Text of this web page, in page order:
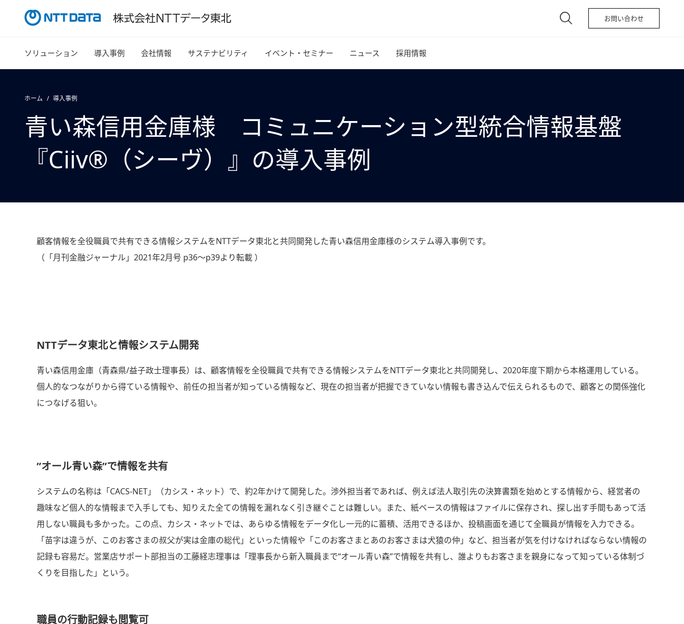
お問い合わせ
ソリューション 導入事例 会社情報 サステナビリティ イベント・セミナー ニュース 採用情報
ホーム 導入事例
青い森信用金庫様 コミュニケーション型統合情報基盤
『Ciiv®（シーヴ）』の導入事例
顧客情報を全役職員で共有できる情報システムをNTTデータ東北と共同開発した青い森信用金庫様のシステム導入事例です。
（「月刊金融ジャーナル」2021年2月号 p36～p39より転載 ）
NTTデータ東北と情報システム開発
青い森信用金庫（青森県/益子政士理事長）は、顧客情報を全役職員で共有できる情報システムをNTTデータ東北と共同開発し、2020年度下期から本格運用している。
個人的なつながりから得ている情報や、前任の担当者が知っている情報など、現在の担当者が把握できていない情報も書き込んで伝えられるもので、顧客との関係強化
につなげる狙い。
”オール青い森”で情報を共有
システムの名称は「CACS-NET」（カシス・ネット）で、約2年かけて開発した。渉外担当者であれば、例えば法人取引先の決算書類を始めとする情報から、経営者の
趣味など個人的な情報まで入手しても、知りえた全ての情報を漏れなく引き継ぐことは難しい。また、紙ベースの情報はファイルに保存され、探し出す手間もあって活
用しない職員も多かった。この点、カシス・ネットでは、あらゆる情報をデータ化し一元的に蓄積、活用できるほか、投稿画面を通じて全職員が情報を入力できる。
「苗字は違うが、このお客さまの叔父が実は金庫の総代」といった情報や「このお客さまとあのお客さまは犬猿の仲」など、担当者が気を付けなければならない情報の
記録も容易だ。営業店サポート部担当の工藤経志理事は「理事長から新入職員まで“オール青い森”で情報を共有し、誰よりもお客さまを親身になって知っている体制づ
くりを目指した」という。
職員の行動記録も閲覧可